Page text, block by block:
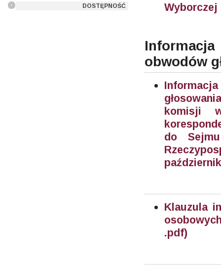
DOSTĘPNOŚĆ
Wyborczej
obwodów
komisji
do
Klauzula
.pdf)